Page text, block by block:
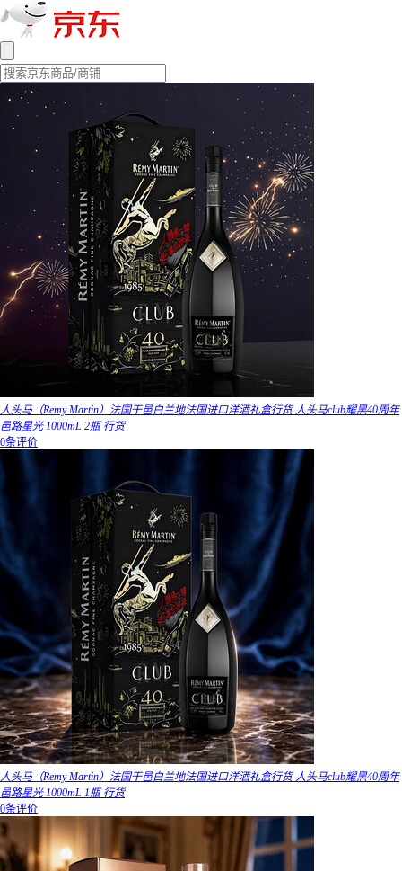
人头马（Remy Martin）法国干邑白兰地法国进口洋酒礼盒行货 人头马club耀黑40周年
邑路星光 1000mL 2瓶 行货
0条评价
人头马（Remy Martin）法国干邑白兰地法国进口洋酒礼盒行货 人头马club耀黑40周年
邑路星光 1000mL 1瓶 行货
0条评价